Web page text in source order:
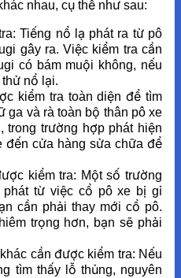
nhau, cụ thể như sau:
Tiếng nổ lạ phát ra từ pô
gây ra. Việc kiểm tra cần
có bám muội không, nếu
nổ lại.
kiểm tra toàn diện để tìm
ga và rà toàn bộ thân pô xe
trong trường hợp phát hiện
đến cửa hàng sửa chữa để
kiểm tra: Một số trường
phát từ việc cổ pô xe bị gỉ
cần phải thay mới cổ pô.
trọng hơn, bạn sẽ phải
cần được kiểm tra: Nếu
tìm thấy lỗ thủng, nguyên